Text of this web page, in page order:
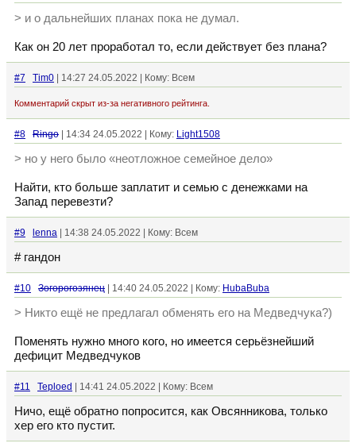
> и о дальнейших планах пока не думал.
Как он 20 лет проработал то, если действует без плана?
#7 Tim0 | 14:27 24.05.2022 | Кому: Всем
Комментарий скрыт из-за негативного рейтинга.
#8 Ringo | 14:34 24.05.2022 | Кому: Light1508
> но у него было «неотложное семейное дело»
Найти, кто больше заплатит и семью с денежками на
Запад перевезти?
#9 lenna | 14:38 24.05.2022 | Кому: Всем
# гандон
#10 Зогорогозянец | 14:40 24.05.2022 | Кому: HubaBuba
> Никто ещё не предлагал обменять его на Медведчука?)
Поменять нужно много кого, но имеется серьёзнейший
дефицит Медведчуков
#11 Teploed | 14:41 24.05.2022 | Кому: Всем
Ничо, ещё обратно попросится, как Овсянникова, только
хер его кто пустит.